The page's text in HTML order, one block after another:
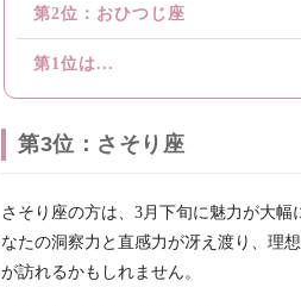
第2位：おひつじ座
第1位は...
第3位：さそり座
さそり座の方は、3月下旬に魅力が大幅
なたの洞察力と直感力が冴え渡り、理
が訪れるかもしれません。